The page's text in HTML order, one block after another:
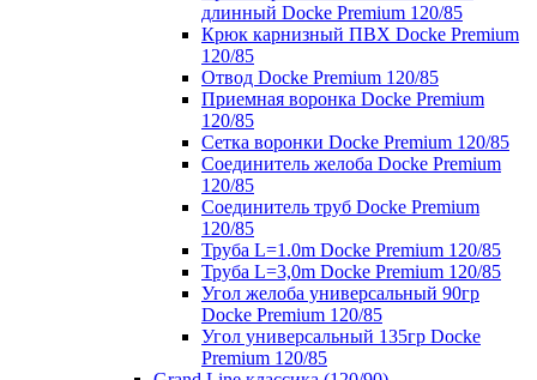
длинный Docke Premium 120/85
Крюк карнизный ПВХ Docke Premium
120/85
Отвод Docke Premium 120/85
Приемная воронка Docke Premium
120/85
Сетка воронки Docke Premium 120/85
Соединитель желоба Docke Premium
120/85
Соединитель труб Docke Premium
120/85
Труба L=1.0m Docke Premium 120/85
Труба L=3,0m Docke Premium 120/85
Угол желоба универсальный 90гр
Docke Premium 120/85
Угол универсальный 135гр Docke
Premium 120/85